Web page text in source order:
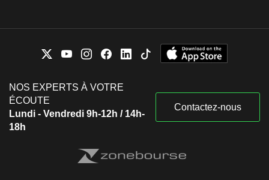
NOS EXPERTS À VOTRE
ÉCOUTE
Lundi - Vendredi 9h-12h / 14h-
18h
Contactez-nous